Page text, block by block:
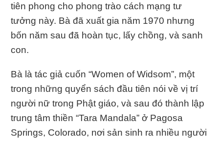
tiên phong cho phong trào cách mạng tư
tưởng này. Bà đã xuất gia năm 1970 nhưng
bốn năm sau đã hoàn tục, lấy chồng, và sanh
con.
Bà là tác giả cuốn “Women of Widsom”, một
trong những quyển sách đầu tiên nói về vị trí
người nữ trong Phật giáo, và sau đó thành lập
trung tâm thiền “Tara Mandala” ở Pagosa
Springs, Colorado, nơi sản sinh ra nhiều người